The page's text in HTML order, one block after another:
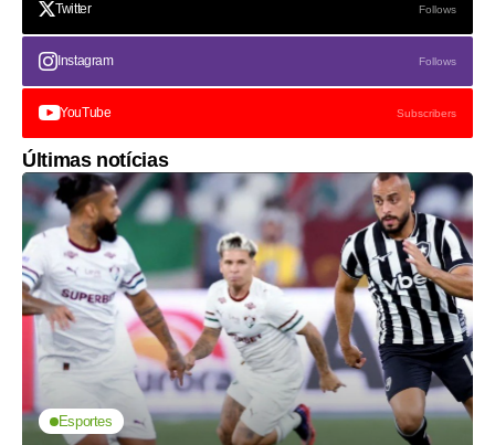
Twitter Follows
Instagram Follows
YouTube Subscribers
Últimas notícias
Esportes